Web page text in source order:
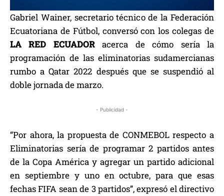
Gabriel Wainer, secretario técnico de la Federación
Ecuatoriana de Fútbol, conversó con los colegas de
LA RED ECUADORacerca de cómo sería la
programación de las eliminatorias sudamercianas
rumbo a Qatar 2022 después que se suspendió al
doble jornada de marzo.
- Publicidad -
“Por ahora, la propuesta de CONMEBOL respecto a
Eliminatorias sería de programar 2 partidos antes
de la Copa América y agregar un partido adicional
en septiembre y uno en octubre, para que esas
fechas FIFA sean de 3 partidos”, expresó el directivo